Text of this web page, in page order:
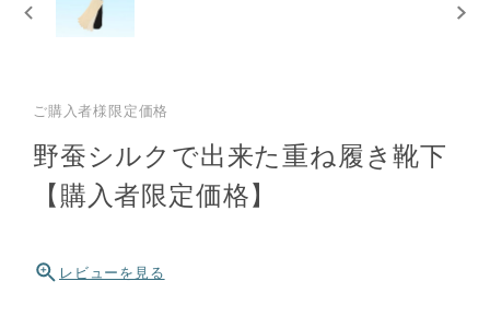
ご購入者様限定価格
野蚕シルクで出来た重ね履き靴下
【購入者限定価格】
レビューを見る